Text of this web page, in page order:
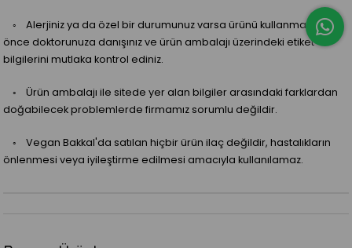
◦ Alerjiniz ya da özel bir durumunuz varsa ürünü kullanmadan
önce doktorunuza danışınız ve ürün ambalajı üzerindeki etiket
bilgilerini mutlaka kontrol ediniz.
◦ Ürün ambalajı ile sitede yer alan bilgiler arasındaki farklardan
doğabilecek problemlerde firmamız sorumlu değildir.
◦ Vegan Bakkal'da satılan hiçbir ürün ilaç değildir, hastalıkların
önlenmesi veya iyileştirme edilmesi amacıyla kullanılamaz.